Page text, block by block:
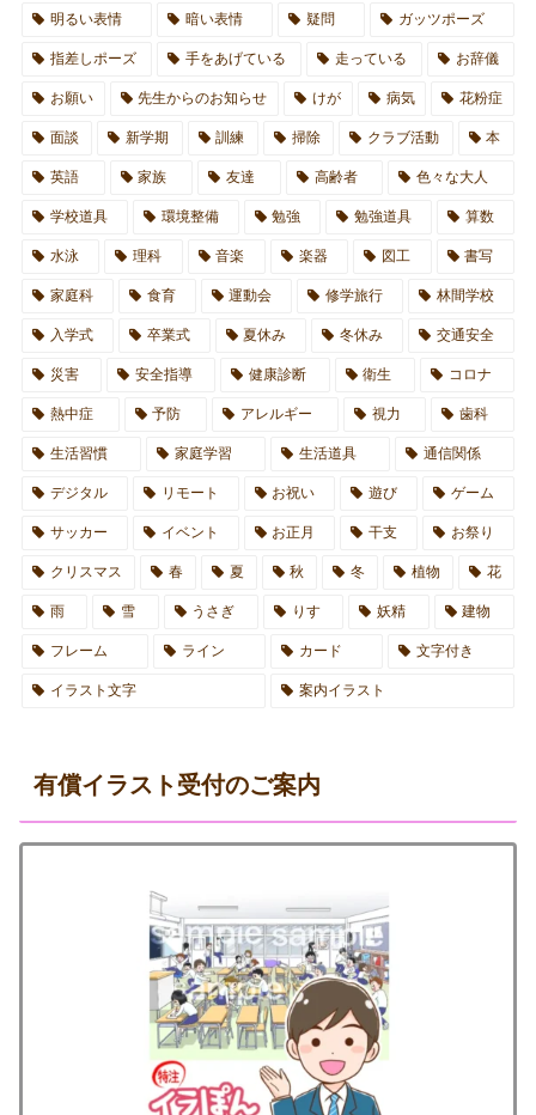
明るい表情 暗い表情 疑問 ガッツポーズ
指差しポーズ 手をあげている 走っている お辞儀
お願い 先生からのお知らせ けが 病気 花粉症
面談 新学期 訓練 掃除 クラブ活動 本
英語 家族 友達 高齢者 色々な大人
学校道具 環境整備 勉強 勉強道具 算数
水泳 理科 音楽 楽器 図工 書写
家庭科 食育 運動会 修学旅行 林間学校
入学式 卒業式 夏休み 冬休み 交通安全
災害 安全指導 健康診断 衛生 コロナ
熱中症 予防 アレルギー 視力 歯科
生活習慣 家庭学習 生活道具 通信関係
デジタル リモート お祝い 遊び ゲーム
サッカー イベント お正月 干支 お祭り
クリスマス 春 夏 秋 冬 植物 花
雨 雪 うさぎ りす 妖精 建物
フレーム ライン カード 文字付き
イラスト文字 案内イラスト
有償イラスト受付のご案内